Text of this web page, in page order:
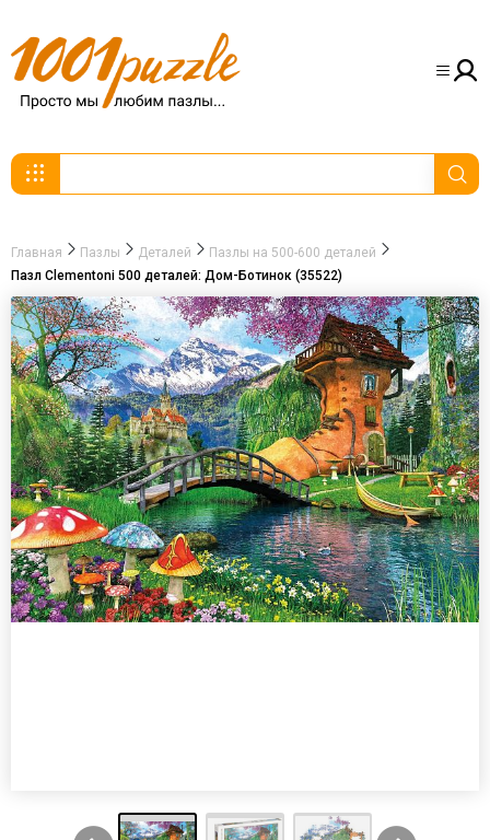
Главная Пазлы Деталей
Пазлы на 500-600 деталей
Пазл Clementoni 500 деталей: Дом-Ботинок (35522)